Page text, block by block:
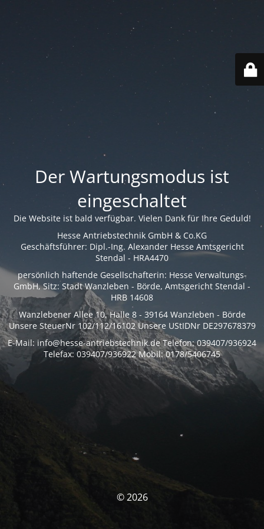
Der Wartungsmodus ist
eingeschaltet
Die Website ist bald verfügbar. Vielen Dank für Ihre Geduld!
Hesse Antriebstechnik GmbH & Co.KG
Geschäftsführer: Dipl.-Ing. Alexander Hesse Amtsgericht
Stendal - HRA4470
persönlich haftende Gesellschafterin: Hesse Verwaltungs-
GmbH, Sitz: Stadt Wanzleben - Börde, Amtsgericht Stendal -
HRB 14608
Wanzlebener Allee 10, Halle 8 - 39164 Wanzleben - Börde
Unsere SteuerNr 102/112/16102 Unsere UStIDNr DE297678379
E-Mail: info@hesse-antriebstechnik.de Telefon: 039407/936924
Telefax: 039407/936922 Mobil: 0178/5406745
© 2026